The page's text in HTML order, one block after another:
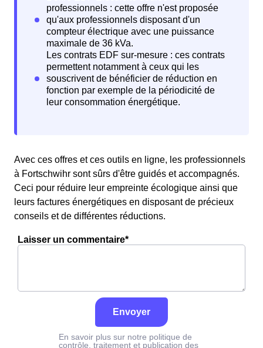
Avec ces offres et ces outils en ligne, les professionnels
à Fortschwihr sont sûrs d'être guidés et accompagnés.
Ceci pour réduire leur empreinte écologique ainsi que
leurs factures énergétiques en disposant de précieux
conseils et de différentes réductions.
Laisser un commentaire*
Envoyer
En savoir plus sur notre politique de
contrôle, traitement et publication des